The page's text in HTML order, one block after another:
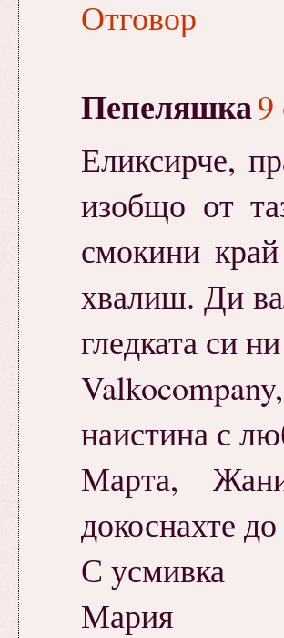
Отговор
Пепеляшка9
Еликсирче,
изобщо от
смокини
хвалиш. Ди
гледката си
наистина с
Марта,
докоснахте
С усмивка
Мария